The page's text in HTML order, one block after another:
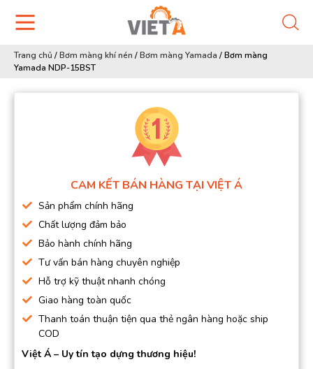
Trang chủ /Bơm màng khí nén /Bơm màng Yamada /Bơm màng
Yamada NDP-15BST
CAM KẾT BÁN HÀNG TẠI VIỆT Á
Sản phẩm chính hãng
Chất lượng đảm bảo
Bảo hành chính hãng
Tư vấn bán hàng chuyên nghiệp
Hỗ trợ kỹ thuật nhanh chóng
Giao hàng toàn quốc
Thanh toán thuận tiện qua thẻ ngân hàng hoặc ship
COD
Việt Á – Uy tín tạo dựng thương hiệu!